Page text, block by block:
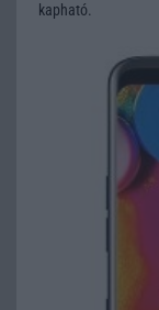
kapható.